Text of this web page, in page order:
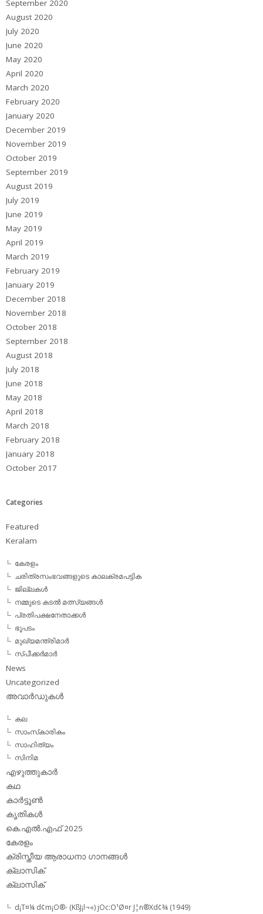
September 2020
August 2020
July 2020
June 2020
May 2020
April 2020
March 2020
February 2020
January 2020
December 2019
November 2019
October 2019
September 2019
August 2019
July 2019
June 2019
May 2019
April 2019
March 2019
February 2019
January 2019
December 2018
November 2018
October 2018
September 2018
August 2018
July 2018
June 2018
May 2018
April 2018
March 2018
February 2018
January 2018
October 2017
Categories
Featured
Keralam
കേരളം
ചരിത്രസംഭവങ്ങളുടെ കാലക്രമപട്ടിക
ജില്ലകള്‍
നമ്മുടെ കടല്‍ മത്സ്യങ്ങള്‍
പ്രതിപക്ഷനേതാക്കള്‍
ഭൂപടം
മുഖ്യമന്ത്രിമാര്‍
സ്പീക്കര്‍മാര്‍
News
Uncategorized
അവാര്‍ഡുകള്‍
കല
സാംസ്‌കാരികം
സാഹിത്യം
സിനിമ
എഴുത്തുകാര്‍
കഥ
കാര്‍ട്ടൂണ്‍
കൃതികള്‍
കെ.എല്‍.എഫ് 2025
കേരളം
ക്രിസ്തീയ ആരാധനാ ഗാനങ്ങള്‍
ക്ലാസിക്‌
ക്ലാസിക്
d¡T¤¼ d¢m¡O®- (KßJ¡l¬«) jOc:O¹Ø¤r J¦n®Xd¢¾ (1949)